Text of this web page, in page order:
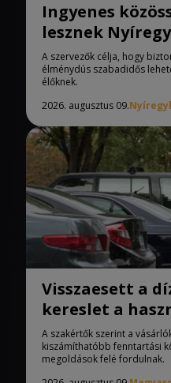
Ingyenes
lesznek
A szervezők célja, hogy
élménydús szabadidős
élőknek.
2026. augusztus 09.
Visszaesett a
kereslet a
A szakértők szerint a
kiszámíthatóbb fenntartási
megoldások felé fordulnak.